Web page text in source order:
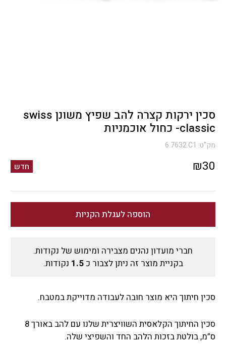
סכין ירקות קצרה להב שפיץ משונן swiss
classic- כחול אוכמניות
מק"ט: 6.7632.C1
₪30 חדש
הוספה לעגלת הקניות
חברי מועדון נהנים מצבירה ומימוש של נקודות.
בקניית מוצר זה ניתן לצבור כ1.5 נקודות.
סכין חיתוך היא מוצר חובה לעבודה מדוייקת במטבח.
סכין החיתוך הקלאסית השוויצרית שלנו עם להב באורך 8
ס”מ, בולטת בזכות הלהב החד והשפיצי שלה.